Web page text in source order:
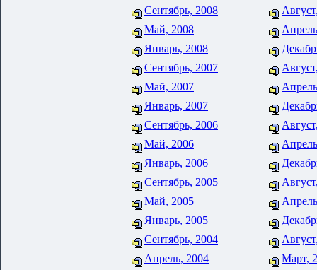
Сентябрь, 2008
Май, 2008
Январь, 2008
Сентябрь, 2007
Май, 2007
Январь, 2007
Сентябрь, 2006
Май, 2006
Январь, 2006
Сентябрь, 2005
Май, 2005
Январь, 2005
Сентябрь, 2004
Апрель, 2004
Март,